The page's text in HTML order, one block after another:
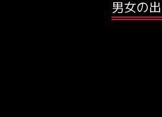
男女の